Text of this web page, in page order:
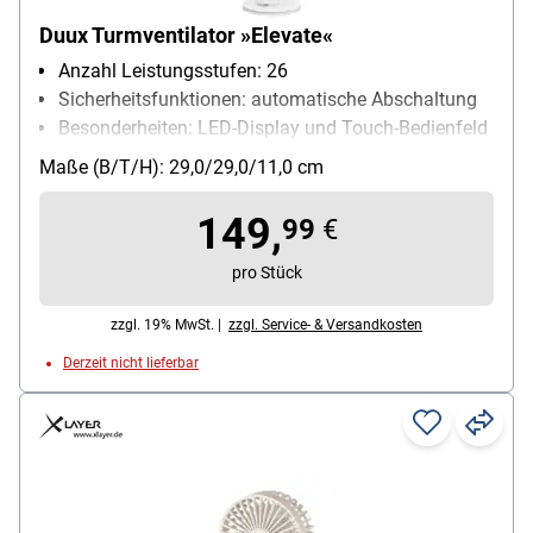
Duux Turmventilator »Elevate«
Anzahl Leistungsstufen: 26
Sicherheitsfunktionen: automatische Abschaltung
Besonderheiten: LED-Display und Touch-Bedienfeld
/ kraftvoller Luftstromflow von bis zu 8 Metern pro
Sekunde / eingebauter Ionisator reduziert Staub
und Allergene für frische und saubere Luft / Timer
von 1 bis 12 Stunden / Nachtmodus mit vollständig
abgedunkeltem Display
Betriebsgeräusch: 52 dB
Luftmenge: 500 m³
Maße (B/T/H): 29,0/29,0/11,0 cm
149,99 €
pro Stück
zzgl. 19% MwSt. | zzgl. Service- & Versandkosten
Derzeit nicht lieferbar